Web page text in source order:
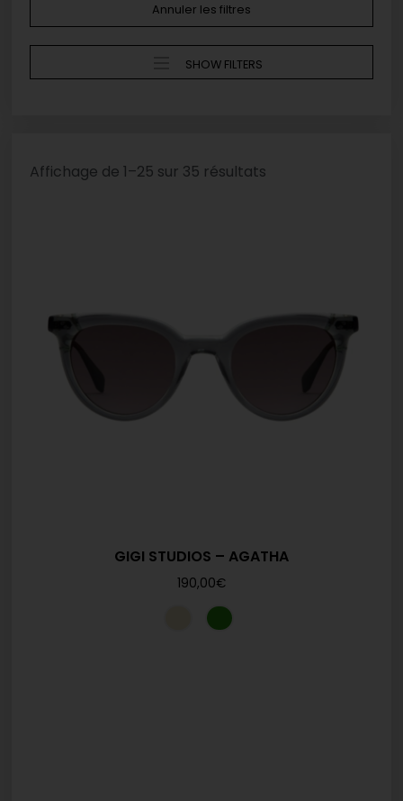
Annuler les filtres
SHOW FILTERS
Affichage de 1–25 sur 35 résultats
GIGI STUDIOS – AGATHA
190,00€